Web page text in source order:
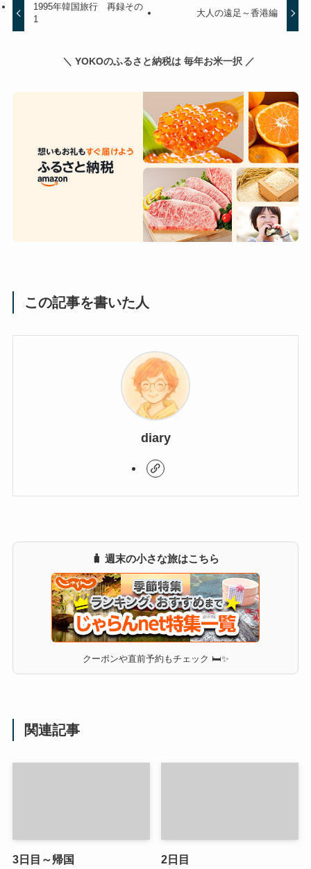
1995年韓国旅行 再録その
1
大人の遠足～香港編
＼ YOKOのふるさと納税は 毎年お米一択 ／
この記事を書いた人
diary
🧳 週末の小さな旅はこちら
クーポンや直前予約もチェック 🛏✨
関連記事
3日目～帰国 2日目